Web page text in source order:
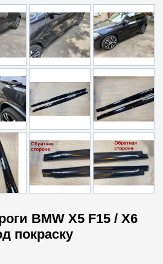
BMW X5 F15 / X6
покраску